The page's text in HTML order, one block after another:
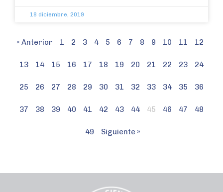
18 diciembre, 2019
« Anterior 1 2 3 4 5 6 7 8 9 10 11 12
13 14 15 16 17 18 19 20 21 22 23 24
25 26 27 28 29 30 31 32 33 34 35 36
37 38 39 40 41 42 43 44 45 46 47 48
49 Siguiente »